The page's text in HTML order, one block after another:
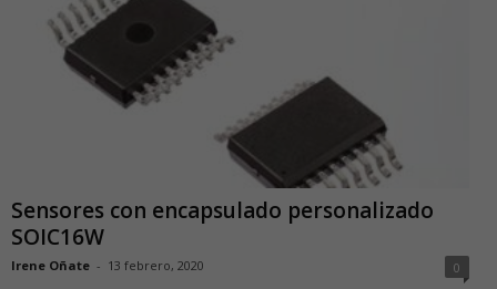
Sensores con encapsulado personalizado
SOIC16W
Irene Oñate - 13 febrero, 2020 0